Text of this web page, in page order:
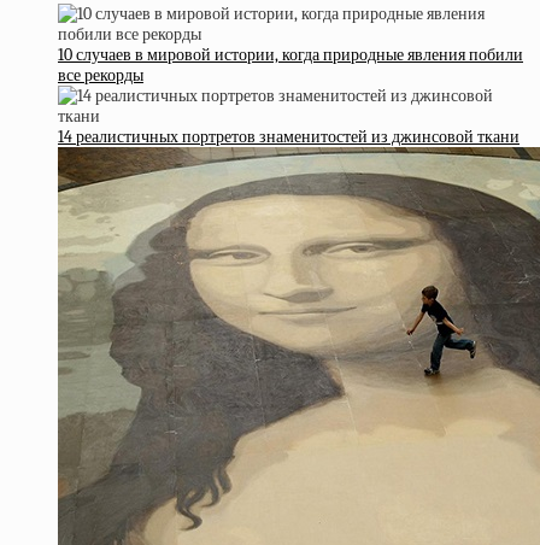
10 случаев в мировой истории, когда природные явления побили
все рекорды
14 реалистичных портретов знаменитостей из джинсовой ткани